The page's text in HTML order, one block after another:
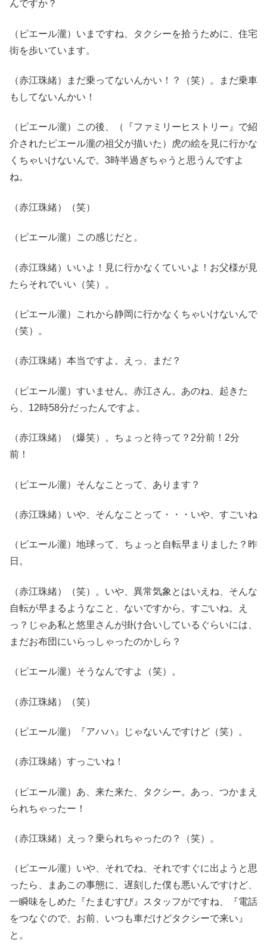
んですか？
（ピエール瀧）いまですね、タクシーを拾うために、住宅
街を歩いています。
（赤江珠緒）まだ乗ってないんかい！？（笑）。まだ乗車
もしてないんかい！
（ピエール瀧）この後、（『ファミリーヒストリー』で紹
介されたピエール瀧の祖父が描いた）虎の絵を見に行かな
くちゃいけないんで。3時半過ぎちゃうと思うんですよ
ね。
（赤江珠緒）（笑）
（ピエール瀧）この感じだと。
（赤江珠緒）いいよ！見に行かなくていいよ！お父様が見
たらそれでいい（笑）。
（ピエール瀧）これから静岡に行かなくちゃいけないんで
（笑）。
（赤江珠緒）本当ですよ。えっ、まだ？
（ピエール瀧）すいません。赤江さん。あのね、起きた
ら、12時58分だったんですよ。
（赤江珠緒）（爆笑）。ちょっと待って？2分前！2分
前！
（ピエール瀧）そんなことって、あります？
（赤江珠緒）いや、そんなことって・・・いや、すごいね
（ピエール瀧）地球って、ちょっと自転早まりました？昨
日。
（赤江珠緒）（笑）。いや、異常気象とはいえね、そんな
自転が早まるようなこと、ないですから。すごいね。え
っ？じゃあ私と悠里さんが掛け合いしているぐらいには、
まだお布団にいらっしゃったのかしら？
（ピエール瀧）そうなんですよ（笑）。
（赤江珠緒）（笑）
（ピエール瀧）『アハハ』じゃないんですけど（笑）。
（赤江珠緒）すっごいね！
（ピエール瀧）あ、来た来た、タクシー。あっ、つかまえ
られちゃったー！
（赤江珠緒）えっ？乗られちゃったの？（笑）。
（ピエール瀧）いや、それでね、それですぐに出ようと思
ったら、まあこの事態に、遅刻した僕も悪いんですけど、
一瞬味をしめた『たまむすび』スタッフがですね、『電話
をつなぐので、お前、いつも車だけどタクシーで来い』
と。